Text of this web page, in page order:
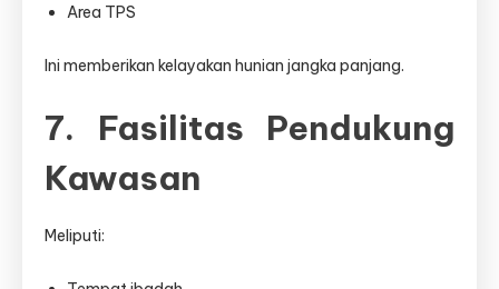
Area TPS
Ini memberikan kelayakan hunian jangka panjang.
7. Fasilitas Pendukung
Kawasan
Meliputi: